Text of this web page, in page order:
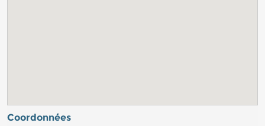
Coordonnées